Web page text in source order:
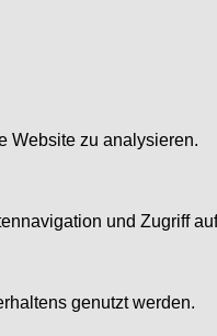
Website zu analysieren.
und Zugriff
genutzt werden.